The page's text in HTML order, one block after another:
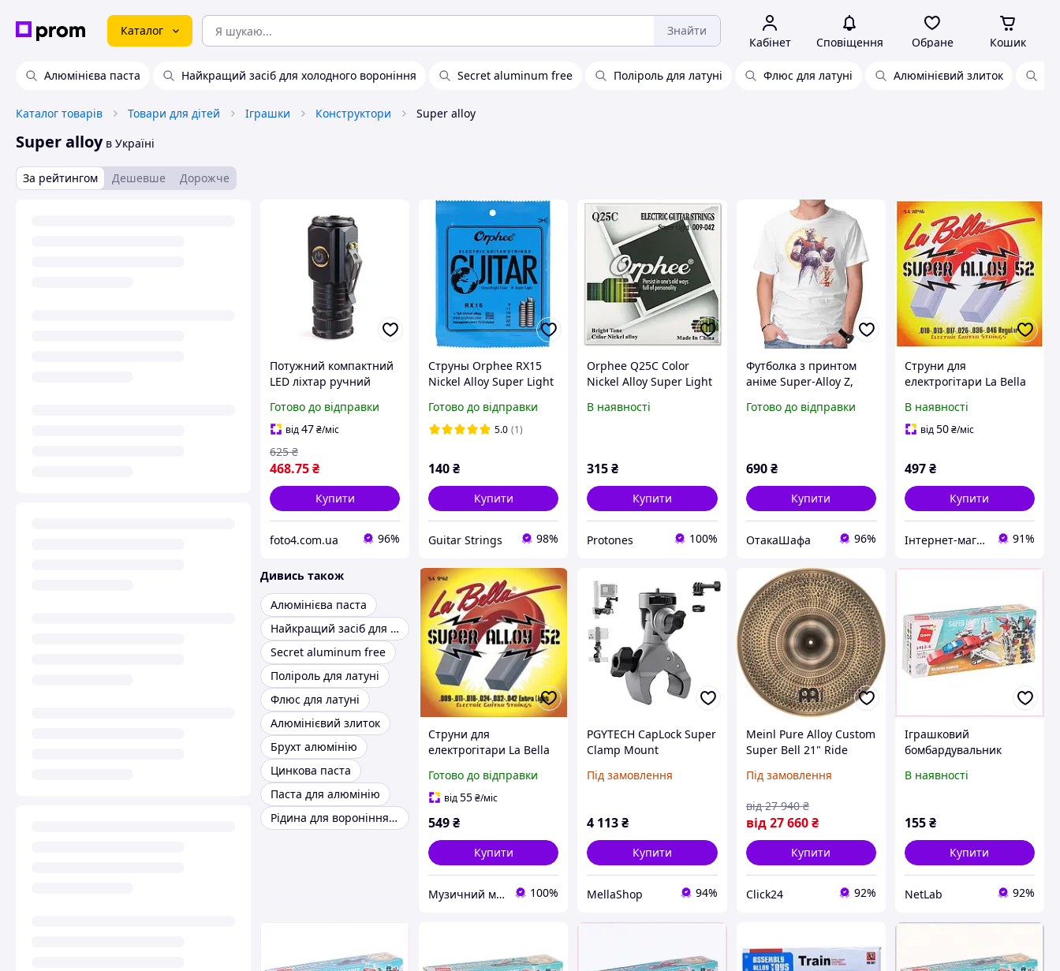
Каталог Знайти
Кабінет Сповіщення Обране Кошик
Алюмінієва паста Найкращий засіб для холодного вороніння Secret aluminum free Поліроль для латуні Флюс для латуні Алюмінієвий злиток
Каталог товарів Товари для дітей Іграшки Конструктори Super alloy
Super alloyв Україні
За рейтингом Дешевше Дорожче
Потужний компактний
LED ліхтар ручний
світлодіоди (Super
Bright Alloy Torch, Type-
C, металевий корпус, з
кліпсою)
Готово до відправки
від47₴/міс
468.75₴
625 ₴
Купити
foto4.com.ua 96%
Струны Orphee RX15
Nickel Alloy Super Light
Готово до відправки
5.0 (1)
140₴
Купити
Guitar Strings 98%
Orphee Q25C Color
Nickel Alloy Super Light
В наявності
315₴
Купити
Protones 100%
Футболка з принтом
аніме Super-Alloy Z,
Готово до відправки
690 ₴
Купити
ОтакаШафа 96%
Струни для
електрогітари La Bella
Regular 10-46
В наявності
від50₴/міс
497₴
Купити
Інтернет-магазин MUSIC123 91%
Дивись також
Алюмінієва паста
Найкращий засіб для холодного вороніння
Secret aluminum free
Поліроль для латуні
Флюс для латуні
Алюмінієвий злиток
Брухт алюмінію
Цинкова паста
Паста для алюмінію
Рідина для вороніння алюмінію birchwood casey
Струни для
електрогітари La Bella
Готово до відправки
від55₴/міс
549₴
Купити
Музичний магазин "Перша струна" 100%
PGYTECH CapLock Super
Clamp Mount
для Insta360 Ace Pro
дюйма для
Під замовлення
4 113₴
Купити
MellaShop 94%
Meinl Pure Alloy Custom
Super Bell 21" Ride
Замовлення)
Під замовлення
від 27 660 ₴
від 27 940 ₴
Купити
Click24 92%
Іграшковий
бомбардувальник
Alloy Ares 76M2P44B88
В наявності
155₴
Купити
NetLab 92%